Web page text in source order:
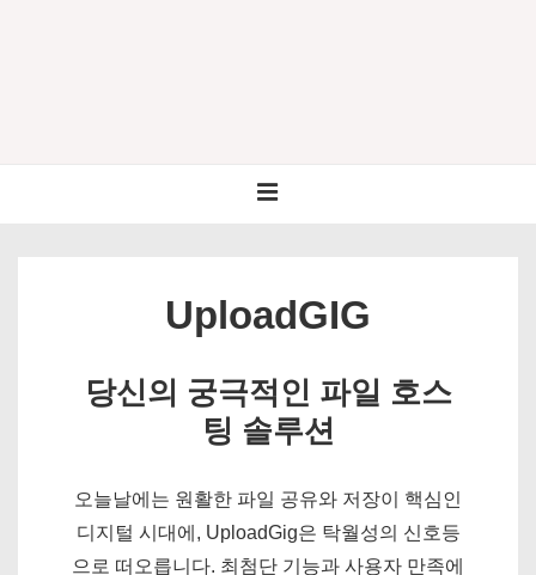
Navigation)
UploadGIG
당신의 궁극적인 파일 호스
팅 솔루션
오늘날에는 원활한 파일 공유와 저장이 핵심인
디지털 시대에, UploadGig은 탁월성의 신호등
으로 떠오릅니다. 최첨단 기능과 사용자 만족에